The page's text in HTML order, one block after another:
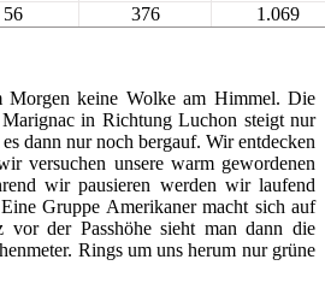
56 376 1.069
Morgen keine Wolke am Himmel. Die
in Richtung Luchon steigt nur
dann nur noch bergauf. Wir entdecken
versuchen unsere warm gewordenen
wir pausieren werden wir laufend
Gruppe Amerikaner macht sich auf
vor der Passhöhe sieht man dann die
Rings um uns herum nur grüne